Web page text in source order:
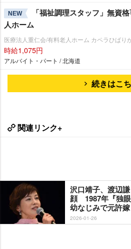
NEW
「福祉調理スタッフ」無資
人ホーム
医療法人重仁会/有料老人ホーム カペラひばり
時給1,075円
アルバイト・パート / 北海道
続きはこ
関連リンク+
沢口靖子、渡辺
顔 1987年『独
幼なじみで元許嫁
2026-01-26